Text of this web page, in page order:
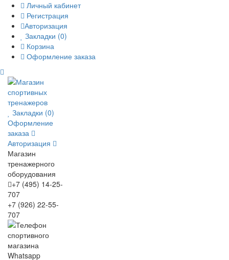
Личный кабинет
Регистрация
Авторизация
Закладки (0)
Корзина
Оформление заказа
Закладки (0)
Оформление
заказа
Авторизация
Магазин
тренажерного
оборудования
+7 (495) 14-25-
707
+7 (926) 22-55-
707